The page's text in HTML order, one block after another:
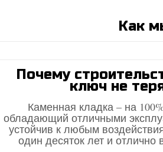
Как
Почему
ключ не
Каменная кладка – на
обладающий отличными
устойчив к любым
один десяток лет и